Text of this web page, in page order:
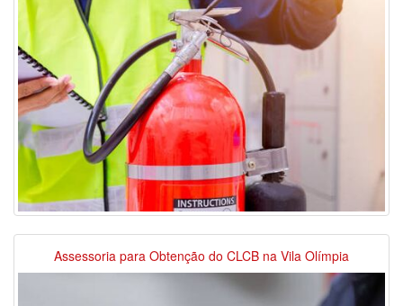
Assessoria para Obtenção do CLCB na Vila Olímpia